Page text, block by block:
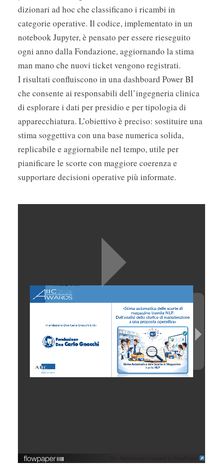
dizionari ad hoc che classificano i ricambi in
categorie operative. Il codice, implementato in un
notebook Jupyter, è pensato per essere rieseguito
ogni anno dalla Fondazione, aggiornando la stima
man mano che nuovi ticket vengono registrati.
I risultati confluiscono in una dashboard Power BI
che consente ai responsabili dell’ingegneria clinica
di esplorare i dati per presidio e per tipologia di
apparecchiatura. L’obiettivo è preciso: sostituire una
stima soggettiva con una base numerica solida,
replicabile e aggiornabile nel tempo, utile per
pianificare le scorte con maggiore coerenza e
supportare decisioni operative più informate.